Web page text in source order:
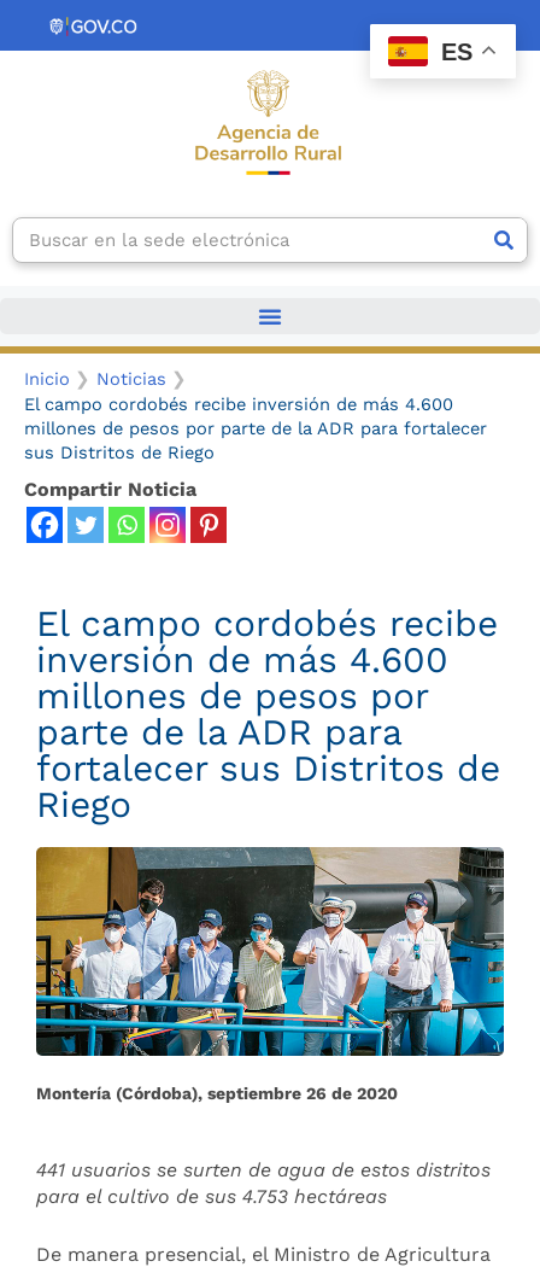
contenido
Search
Inicio
Noticias
El campo cordobés recibe inversión de más 4.600
millones de pesos por parte de la ADR para fortalecer
sus Distritos de Riego
Compartir Noticia
El campo cordobés recibe
inversión de más 4.600
millones de pesos por
parte de la ADR para
fortalecer sus Distritos de
Riego
Montería (Córdoba), septiembre 26 de 2020
441 usuarios se surten de agua de estos distritos
para el cultivo de sus 4.753 hectáreas
De manera presencial, el Ministro de Agricultura
ES